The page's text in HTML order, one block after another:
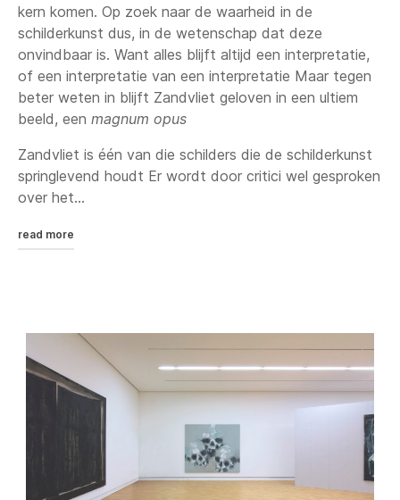
kern komen. Op zoek naar de waarheid in de
schilderkunst dus, in de wetenschap dat deze
onvindbaar is. Want alles blijft altijd een interpretatie,
of een interpretatie van een interpretatie Maar tegen
beter weten in blijft Zandvliet geloven in een ultiem
beeld, een magnum opus
Zandvliet is één van die schilders die de schilderkunst
springlevend houdt Er wordt door critici wel gesproken
over het...
read more